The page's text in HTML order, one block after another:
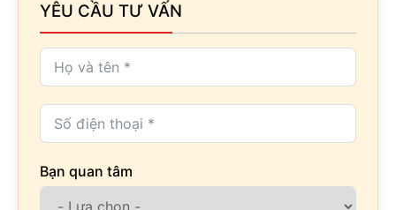
YÊU CẦU TƯ VẤN
Bạn quan tâm